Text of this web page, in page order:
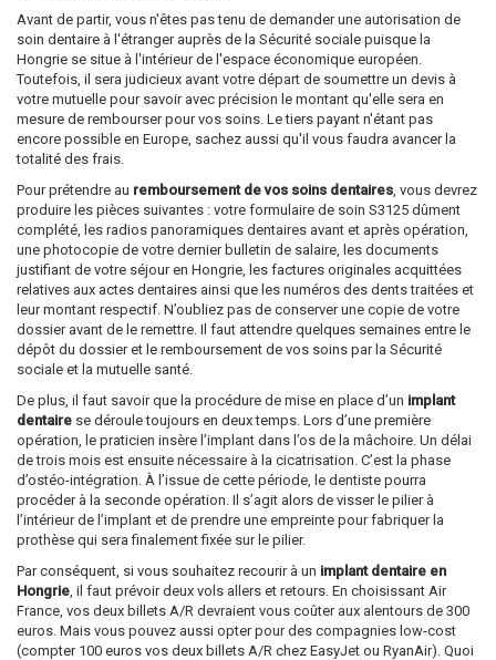
Avant de partir, vous n'êtes pas tenu de demander une autorisation de
soin dentaire à l'étranger auprès de la Sécurité sociale puisque la
Hongrie se situe à l'intérieur de l'espace économique européen.
Toutefois, il sera judicieux avant votre départ de soumettre un devis à
votre mutuelle pour savoir avec précision le montant qu'elle sera en
mesure de rembourser pour vos soins. Le tiers payant n'étant pas
encore possible en Europe, sachez aussi qu'il vous faudra avancer la
totalité des frais.
Pour prétendre au remboursement de vos soins dentaires , vous devrez
produire les pièces suivantes : votre formulaire de soin S3125 dûment
complété, les radios panoramiques dentaires avant et après opération,
une photocopie de votre dernier bulletin de salaire, les documents
justifiant de votre séjour en Hongrie, les factures originales acquittées
relatives aux actes dentaires ainsi que les numéros des dents traitées et
leur montant respectif. N’oubliez pas de conserver une copie de votre
dossier avant de le remettre. Il faut attendre quelques semaines entre le
dépôt du dossier et le remboursement de vos soins par la Sécurité
sociale et la mutuelle santé.
De plus, il faut savoir que la procédure de mise en place d’un implant
dentaire se déroule toujours en deux temps. Lors d’une première
opération, le praticien insère l’implant dans l’os de la mâchoire. Un délai
de trois mois est ensuite nécessaire à la cicatrisation. C’est la phase
d’ostéo-intégration. À l’issue de cette période, le dentiste pourra
procéder à la seconde opération. Il s’agit alors de visser le pilier à
l’intérieur de l’implant et de prendre une empreinte pour fabriquer la
prothèse qui sera finalement fixée sur le pilier.
Par conséquent, si vous souhaitez recourir à un implant dentaire en
Hongrie , il faut prévoir deux vols allers et retours. En choisissant Air
France, vos deux billets A/R devraient vous coûter aux alentours de 300
euros. Mais vous pouvez aussi opter pour des compagnies low-cost
(compter 100 euros vos deux billets A/R chez EasyJet ou RyanAir). Quoi